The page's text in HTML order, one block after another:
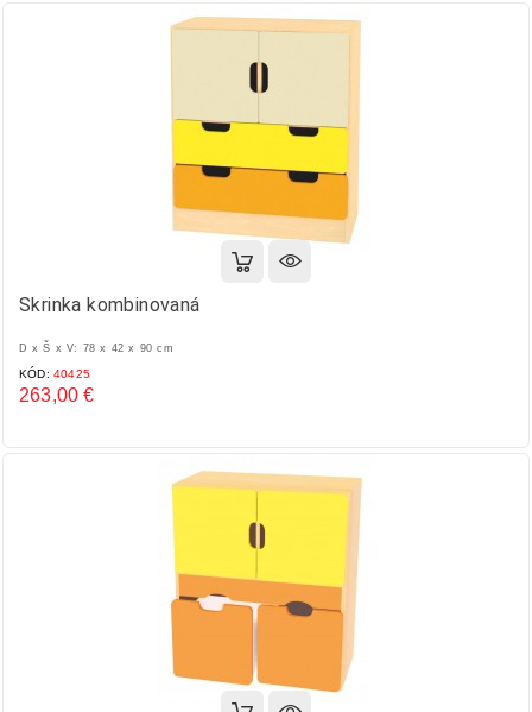
Skrinka kombinovaná
D x Š x V: 78 x 42 x 90 cm
KÓD: 40425
263,00 €